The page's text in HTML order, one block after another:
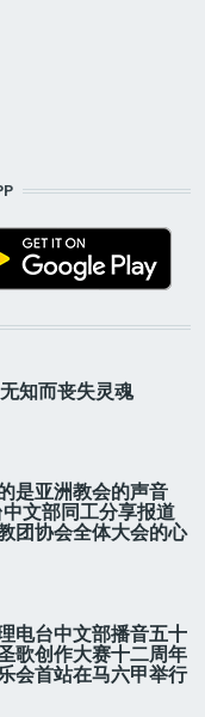
知而丧失灵魂
是亚洲教会的声音
文部同工分享报道
团协会全体大会的心
电台中文部播音五十
歌创作大赛十二周年
会首站在马六甲举行